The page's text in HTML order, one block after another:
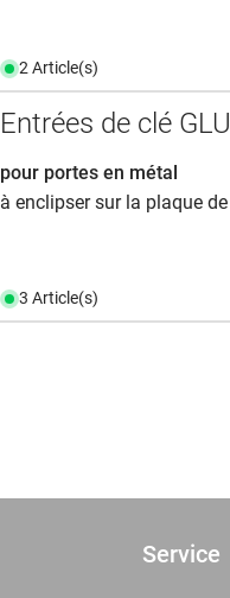
2 Article(s)
Entrées de clé
pour portes en métal
à enclipser sur la plaque
3 Article(s)
Service